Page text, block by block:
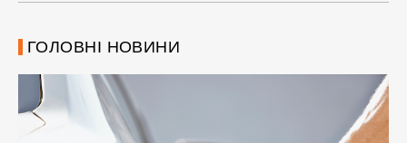
ГОЛОВНІ НОВИНИ